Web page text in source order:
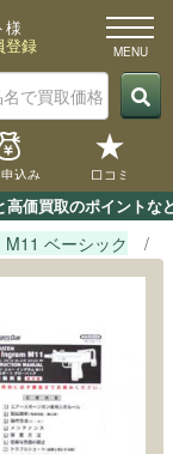
価買取のポイント
様
登録
込み 口コミ
ベーシック